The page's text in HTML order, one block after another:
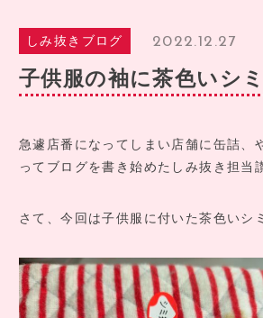
求人情報
求人情報2
BLOG
COMPANY INFO
CONTACT
お問い合わせ
しみ抜きブログ 2022.12.27
子供服の袖に茶色いシミ
急遽店番になってしまい店舗に缶詰、
ってブログを書き始めたしみ抜き担当
さて、今回は子供服に付いた茶色いシ